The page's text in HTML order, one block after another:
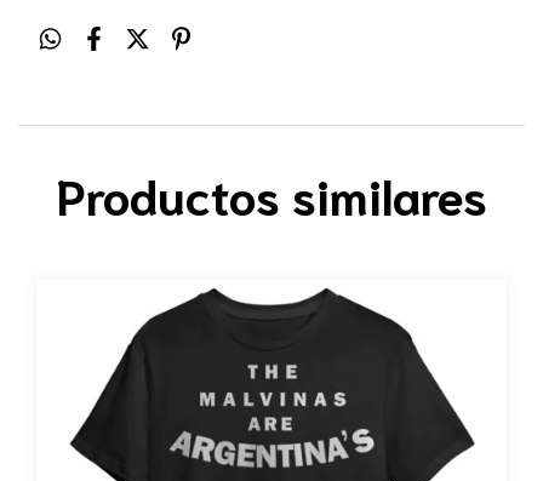
Productos similares